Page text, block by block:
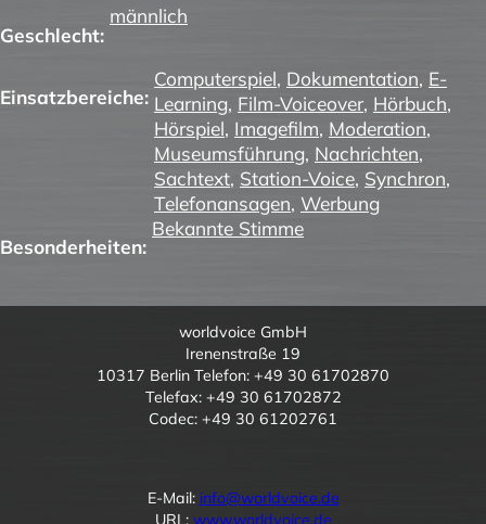
Geschlecht:
männlich
Einsatzbereiche:
Computerspiel, Dokumentation, E-
Learning, Film-Voiceover, Hörbuch,
Hörspiel, Imagefilm, Moderation,
Museumsführung, Nachrichten,
Sachtext, Station-Voice, Synchron,
Telefonansagen, Werbung
Besonderheiten:
Bekannte Stimme
worldvoice GmbH
Irenenstraße 19
10317 Berlin Telefon: +49 30 61702870
Telefax: +49 30 61702872
Codec: +49 30 61202761
E-Mail: info@worldvoice.de
URL: www.worldvoice.de